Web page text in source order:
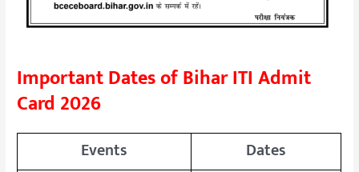
Important Dates of Bihar ITI Admit
Card 2026
Events
Dates